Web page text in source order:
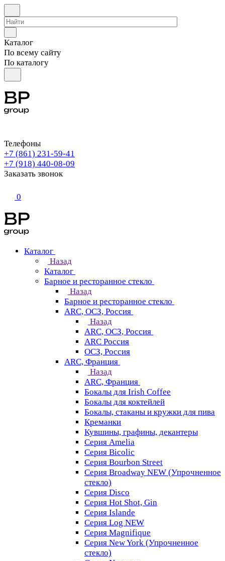
Каталог
По всему сайту
По каталогу
Телефоны
+7 (861) 231-59-41
+7 (918) 440-08-09
Заказать звонок
0
Каталог
Назад
Каталог
Барное и ресторанное стекло
Назад
Барное и ресторанное стекло
ARC, ОСЗ, Россия
Назад
ARC, ОСЗ, Россия
ARC Россия
ОСЗ, Россия
ARC, Франция
Назад
ARC, Франция
Бокалы для Irish Coffee
Бокалы для коктейлей
Бокалы, стаканы и кружки для пива
Креманки
Кувшины, графины, декантеры
Серия Amelia
Серия Bicolic
Серия Bourbon Street
Серия Broadway NEW (Упрочненное
стекло)
Серия Disco
Серия Hot Shot, Gin
Серия Islande
Серия Log NEW
Серия Magnifique
Серия New York (Упрочненное
стекло)